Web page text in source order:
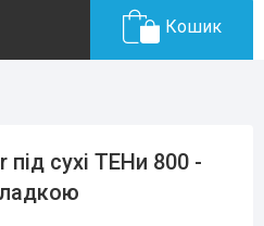
Кошик
сухі ТЕНи 800 -